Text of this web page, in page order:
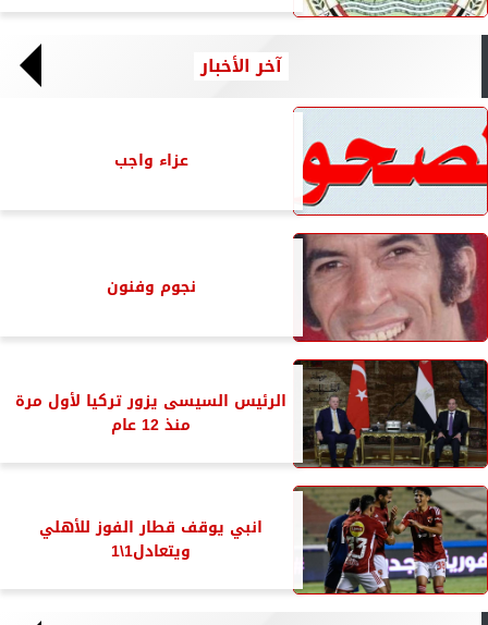
آخر الأخبار
عزاء واجب
نجوم وفنون
الرئيس السيسى يزور تركيا لأول مرة
منذ 12 عام
انبي يوقف قطار الفوز للأهلي
ويتعادل1\1